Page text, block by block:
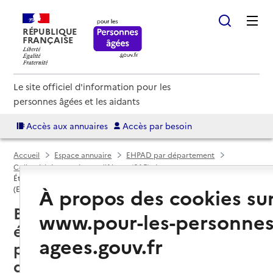
RÉPUBLIQUE
FRANÇAISE
Le site officiel d'information pour les
personnes âgées et les aidants
Accès aux annuaires Accès par besoin
Accueil Espace annuaire
EHPAD par département
Collectivité européenne d'Alsace (6AE)
Établissement d'hébergement pour personnes âgées dépendantes
(EHPAD)
Bantzenheim (68490) : liste des
établissements d'hébergement
pour personnes âgées
dépendantes (EHPAD)
À propos des cookies
www.pour-les-
agees.gouv.fr